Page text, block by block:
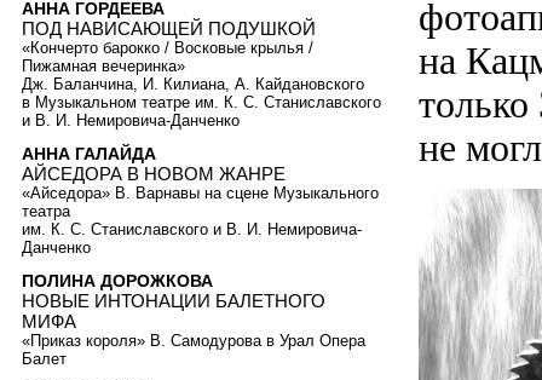
на
не
АННА ГОРДЕЕВА
ПОД НАВИСАЮЩЕЙ ПОДУШКОЙ
«Кончерто барокко / Восковые крылья /
Пижамная вечеринка»
Дж. Баланчина, И. Килиана, А. Кайдановского
в Музыкальном театре им. К. С. Станиславского
и В. И. Немировича-Данченко
АННА ГАЛАЙДА
АЙСЕДОРА В НОВОМ ЖАНРЕ
«Айседора» В. Варнавы на сцене Музыкального
театра
им. К. С. Станиславского и В. И. Немировича-
Данченко
ПОЛИНА ДОРОЖКОВА
НОВЫЕ ИНТОНАЦИИ БАЛЕТНОГО
МИФА
«Приказ короля» В. Самодурова в Урал Опера
Балет